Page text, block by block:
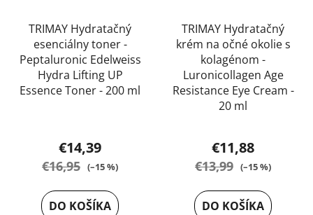
TRIMAY Hydratačný
esenciálny toner -
Peptaluronic Edelweiss
Hydra Lifting UP
Essence Toner - 200 ml
€14,39
€16,95 (–15 %)
DO KOŠÍKA
TRIMAY Hydratačný
krém na očné okolie s
kolagénom -
Luronicollagen Age
Resistance Eye Cream -
20 ml
€11,88
€13,99 (–15 %)
DO KOŠÍKA